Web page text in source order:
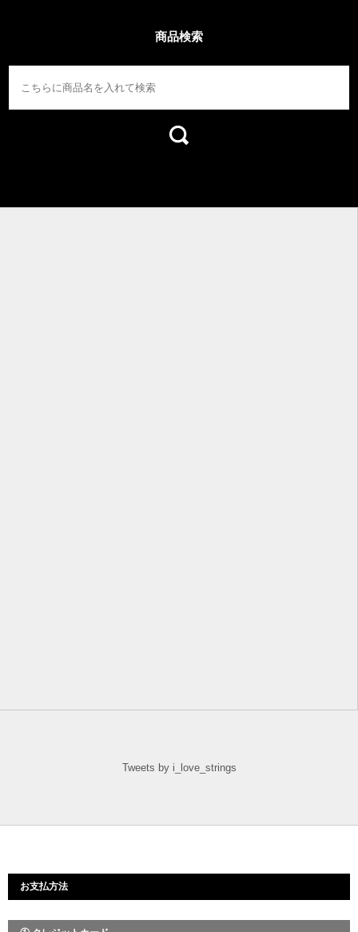
商品検索
Tweets by i_love_strings
お支払方法